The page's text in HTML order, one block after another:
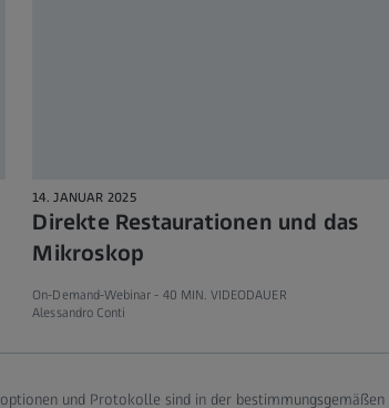
14. JANUAR 2025
Direkte Restaurationen und das
Mikroskop
On-Demand-Webinar - 40 MIN. VIDEODAUER
Alessandro Conti
und Protokolle sind in der